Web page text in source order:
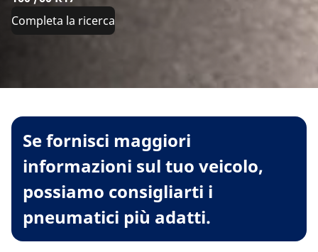
Completa la ricerca
Se fornisci maggiori
informazioni sul tuo veicolo,
possiamo consigliarti i
pneumatici più adatti.